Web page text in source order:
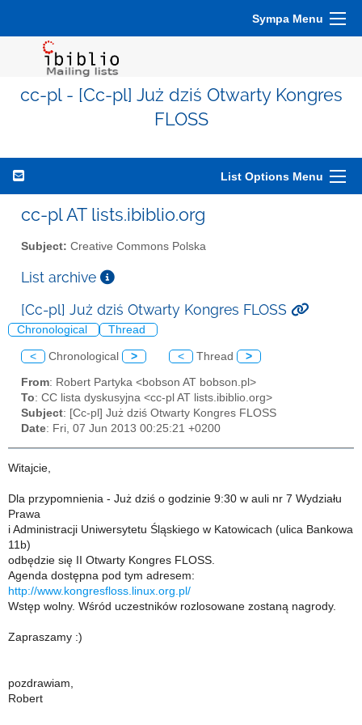
Sympa Menu
cc-pl - [Cc-pl] Już dziś Otwarty Kongres
FLOSS
List Options Menu
cc-pl AT lists.ibiblio.org
Subject: Creative Commons Polska
List archive
[Cc-pl] Już dziś Otwarty Kongres FLOSS
Chronological Thread
< Chronological > < Thread >
From: Robert Partyka <bobson AT bobson.pl>
To: CC lista dyskusyjna <cc-pl AT lists.ibiblio.org>
Subject: [Cc-pl] Już dziś Otwarty Kongres FLOSS
Date: Fri, 07 Jun 2013 00:25:21 +0200
Witajcie,
Dla przypomnienia - Już dziś o godzinie 9:30 w auli nr 7 Wydziału
Prawa
i Administracji Uniwersytetu Śląskiego w Katowicach (ulica Bankowa
11b)
odbędzie się II Otwarty Kongres FLOSS.
Agenda dostępna pod tym adresem:
http://www.kongresfloss.linux.org.pl/
Wstęp wolny. Wśród uczestników rozlosowane zostaną nagrody.
Zapraszamy :)
pozdrawiam,
Robert